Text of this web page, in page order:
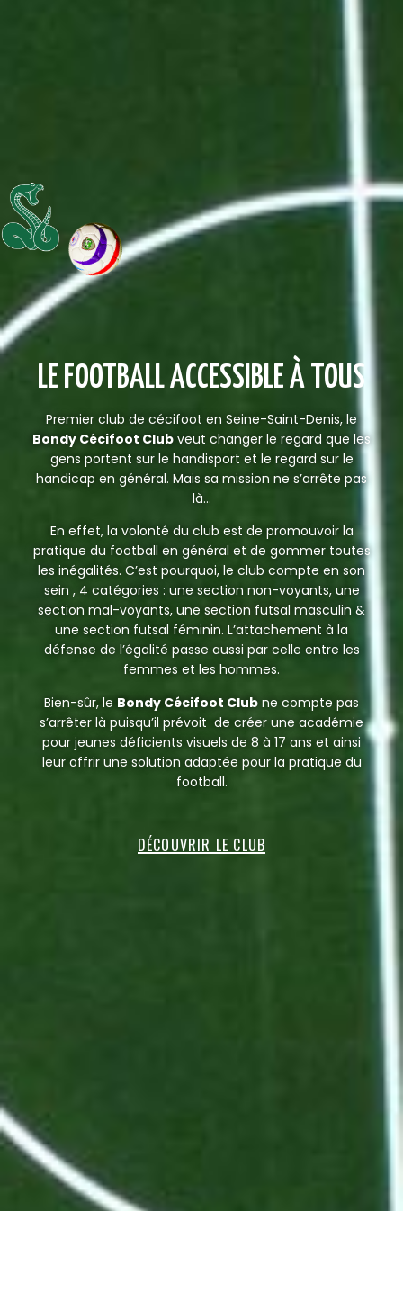
LE FOOTBALL ACCESSIBLE À TOUS
Premier club de cécifoot en Seine-Saint-Denis, le
Bondy Cécifoot Club veut changer le regard que les
gens portent sur le handisport et le regard sur le
handicap en général. Mais sa mission ne s’arrête pas
là…
En effet, la volonté du club est de promouvoir la
pratique du football en général et de gommer toutes
les inégalités. C’est pourquoi, le club compte en son
sein , 4 catégories : une section non-voyants, une
section mal-voyants, une section futsal masculin &
une section futsal féminin. L’attachement à la
défense de l’égalité passe aussi par celle entre les
femmes et les hommes.
Bien-sûr, le Bondy Cécifoot Club ne compte pas
s’arrêter là puisqu’il prévoit de créer une académie
pour jeunes déficients visuels de 8 à 17 ans et ainsi
leur offrir une solution adaptée pour la pratique du
football.
DÉCOUVRIR LE CLUB